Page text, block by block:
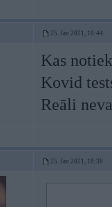
25. Jan 2021, 16:44
Kas
Kovid
Reāli
25. Jan 2021, 18:38